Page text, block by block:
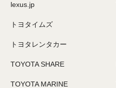
lexus.jp
トヨタイムズ
トヨタレンタカー
TOYOTA SHARE
TOYOTA MARINE